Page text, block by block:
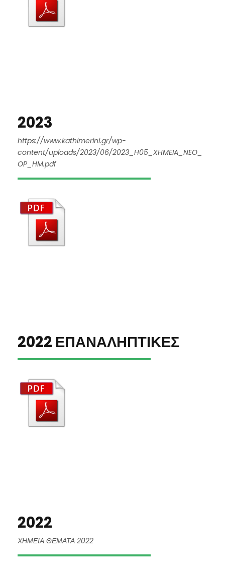
2023
https://www.kathimerini.gr/wp-
content/uploads/2023/06/2023_H05_XHMEIA_NEO_
OP_HM.pdf
2022 ΕΠΑΝΑΛΗΠΤΙΚΕΣ
2022
ΧΗΜΕΙΑ ΘΕΜΑΤΑ 2022